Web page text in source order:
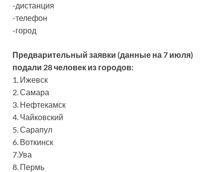
-дистанция
-телефон
-город
Предварительный заявки (данные на 7 июля)
подали 28 человек из городов:
1. Ижевск
2. Самара
3. Нефтекамск
4. Чайковский
5. Сарапул
6. Воткинск
7.Ува
8. Пермь